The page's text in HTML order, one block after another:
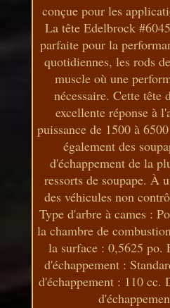
conçue pour les
La tête Edelbrock
parfaite pour la
quotidiennes, les rods
muscle où une
nécessaire. Cette tête
excellente réponse à
puissance de 1500 à
également des
d'échappement de la
ressorts de soupape. À
des véhicules non
Type d'arbre à cames :
la chambre de
la surface : 0,5625 po.
d'échappement :
d'échappement : 110 cc.